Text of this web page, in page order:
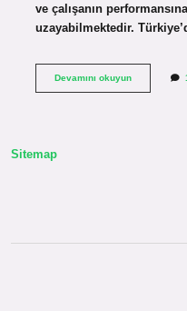
ve çalışanın
uzayabilmektedir.
Devamını okuyunAvustralya
Sitemap